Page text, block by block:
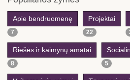
Apie bendruomenę
7
Projektai
22
Riešės ir kaimynų amatai
8 5